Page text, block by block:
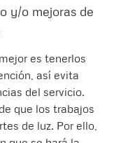
y/o mejoras de
es tenerlos
así evita
del servicio.
que los trabajos
de luz. Por ello,